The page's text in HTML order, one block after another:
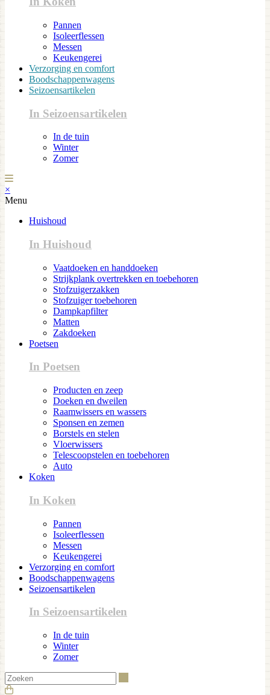
Pannen
Isoleerflessen
Messen
Keukengerei
Verzorging en comfort
Boodschappenwagens
Seizoensartikelen
In Seizoensartikelen
In de tuin
Winter
Zomer
×
Menu
Huishoud
In Huishoud
Vaatdoeken en handdoeken
Strijkplank overtrekken en toebehoren
Stofzuigerzakken
Stofzuiger toebehoren
Dampkapfilter
Matten
Zakdoeken
Poetsen
In Poetsen
Producten en zeep
Doeken en dweilen
Raamwissers en wassers
Sponsen en zemen
Borstels en stelen
Vloerwissers
Telescoopstelen en toebehoren
Auto
Koken
In Koken
Pannen
Isoleerflessen
Messen
Keukengerei
Verzorging en comfort
Boodschappenwagens
Seizoensartikelen
In Seizoensartikelen
In de tuin
Winter
Zomer